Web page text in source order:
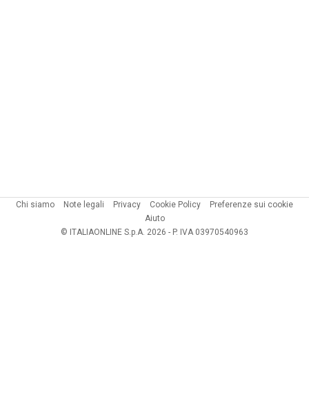
Chi siamo Note legali Privacy Cookie Policy
Preferenze sui cookie
Aiuto
© ITALIAONLINE S.p.A. 2026 - P. IVA 03970540963